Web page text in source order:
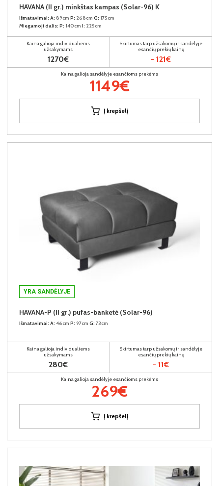
HAVANA (II gr.) minkštas kampas (Solar-96) K
Išmatavimai: A: 89cm P: 268cm G: 175cm
Miegamoji dalis: P: 140cm I: 225cm
Kaina galioja individualiems
užsakymams
1270€
Skirtumas tarp užsakomų ir sandėlyje
esančių prekių kainų
- 121€
Kaina galioja sandėlyje esančioms prekėms
1149€
Į krepšelį
YRA SANDĖLYJE
HAVANA-P (II gr.) pufas-banketė (Solar-96)
Išmatavimai: A: 46cm P: 97cm G: 73cm
Kaina galioja individualiems
užsakymams
280€
Skirtumas tarp užsakomų ir sandėlyje
esančių prekių kainų
- 11€
Kaina galioja sandėlyje esančioms prekėms
269€
Į krepšelį